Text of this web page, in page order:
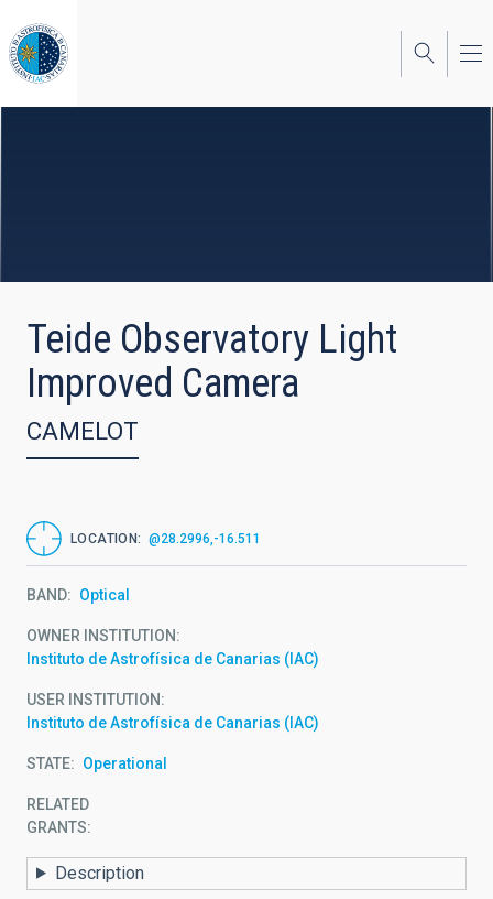
to
main
content
Teide Observatory Light
Improved Camera
CAMELOT
LOCATION @28.2996,-16.511
BAND Optical
OWNER INSTITUTION
Instituto de Astrofísica de Canarias (IAC)
USER INSTITUTION
Instituto de Astrofísica de Canarias (IAC)
STATE Operational
RELATED
GRANTS:
Description